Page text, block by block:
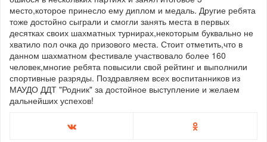
место,которое принесло ему диплом и медаль. Другие ребята
тоже достойно сыграли и смогли занять места в первых
десятках своих шахматных турнирах,некоторым буквально не
хватило пол очка до призового места. Стоит отметить,что в
данном шахматном фестивале участвовало более 160
человек,многие ребята повысили свой рейтинг и выполнили
спортивные разряды. Поздравляем всех воспитанников из
МАУДО ДДТ "Родник" за достойное выступление и желаем
дальнейших успехов!